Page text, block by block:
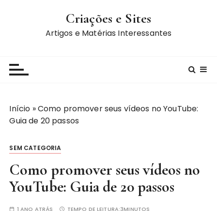
Criações e Sites
Artigos e Matérias Interessantes
Início »Como promover seus vídeos no YouTube:
Guia de 20 passos
SEM CATEGORIA
Como promover seus vídeos no
YouTube: Guia de 20 passos
1 ANO ATRÁS TEMPO DE LEITURA:3MINUTOS